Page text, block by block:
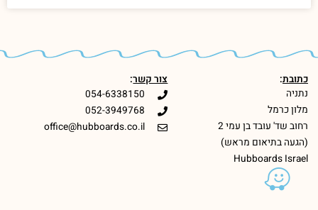
כתובת:
נתניה
מלון כרמל
רחוב שד' עובד בן עמי 2
(הגעה בתיאום מראש)
Hubboards Israel
צור קשר:
054-6338150
052-3949768
office@hubboards.co.il